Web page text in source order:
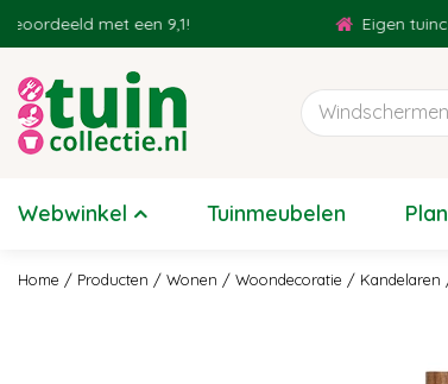
Home Producten Wonen Woondecoratie Kandelaren
met een 9,1! Eigen
Webwinkel Tuinmeubelen